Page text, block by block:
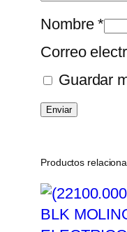
Nombre*
Correo
Guardar
Productos